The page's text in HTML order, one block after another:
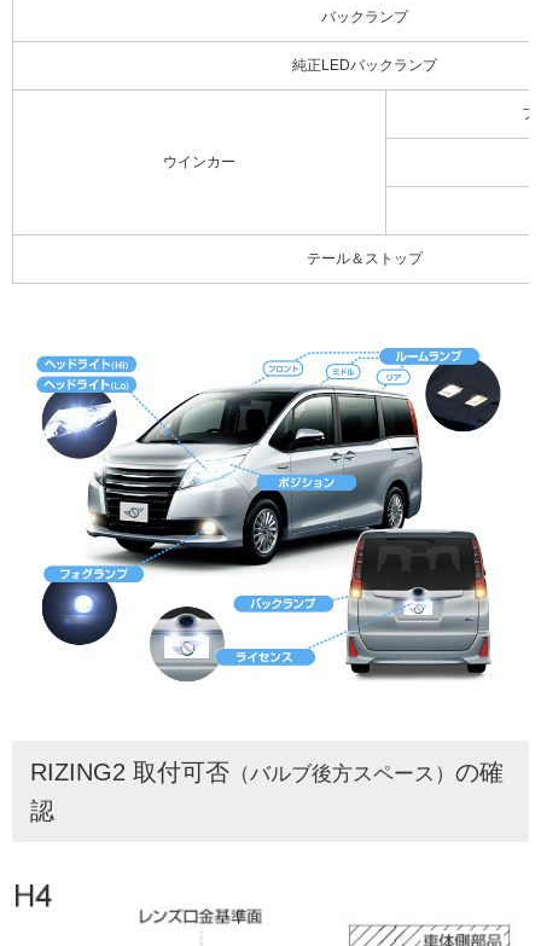
バックランプ
純正LEDバックランプ
ウインカー
フ
テール＆ストップ
RIZING2 取付可否 （バルブ後方スペース） の確
認